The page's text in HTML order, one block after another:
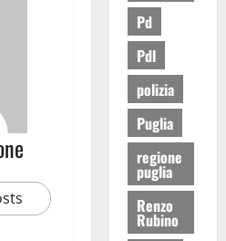
Pd
Pdl
polizia
Puglia
regione
puglia
Renzo
Rubino